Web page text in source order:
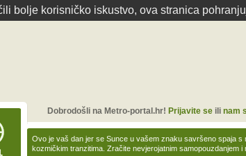
bolje korisničko iskustvo, ova stranica
Ovo je vaš dan jer se Sunce u vašem znaku savršeno spaja s
kozmičkim tranzitima. Zračite nevjerojatnim samopouzdanjem
Dobrodošli na Metro-portal.hr! Prijavite seili nam